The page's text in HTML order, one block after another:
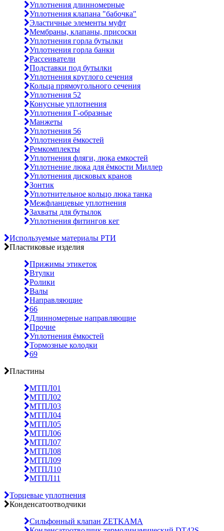
Уплотнения длинномерные
Уплотнения клапана "бабочка"
Эластичные элементы муфт
Мембраны, клапаны, присоски
Уплотнения горла бутылки
Уплотнения горла банки
Рассеиватели
Подставки под бутылки
Уплотнения круглого сечения
Кольца прямоугольного сечения
Уплотнения 52
Конусные уплотнения
Уплотнения Г-образные
Манжеты
Уплотнения 56
Уплотнения ёмкостей
Ремкомплекты
Уплотнения фляги, люка емкостей
Уплотнение люка для ёмкости Миллер
Уплотнения дисковых кранов
Зонтик
Уплотнительное кольцо люка танка
Межфланцевые уплотнения
Захваты для бутылок
Уплотнения фитингов кег
Используемые материалы РТИ
Пластиковые изделия
Прижимы этикеток
Втулки
Ролики
Валы
Направляющие
66
Длинномерные направляющие
Прочие
Уплотнения ёмкостей
Тормозные колодки
69
Пластины
МТПЛ01
МТПЛ02
МТПЛ03
МТПЛ04
МТПЛ05
МТПЛ06
МТПЛ07
МТПЛ08
МТПЛ09
МТПЛ10
МТПЛ11
Торцевые уплотнения
Конденсатоотводчики
Сильфонный клапан ZETKAMA